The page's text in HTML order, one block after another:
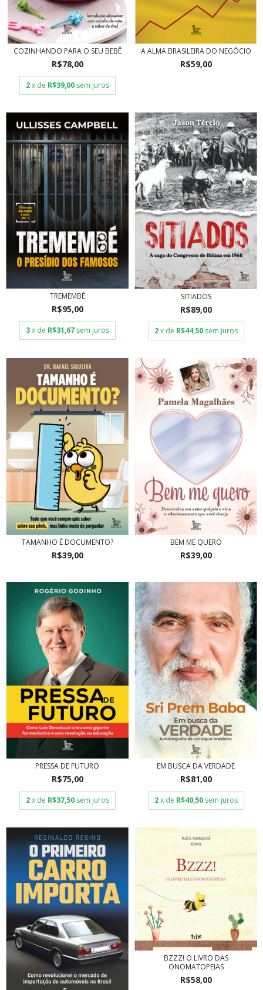
COZINHANDO PARA O SEU BEBÊ
R$78,00
2 x de R$39,00 sem juros
A ALMA BRASILEIRA DO NEGÓCIO
R$59,00
TREMEMBÉ
R$95,00
3 x de R$31,67 sem juros
SITIADOS
R$89,00
2 x de R$44,50 sem juros
TAMANHO É DOCUMENTO?
R$39,00
BEM ME QUERO
R$39,00
PRESSA DE FUTURO
R$75,00
2 x de R$37,50 sem juros
EM BUSCA DA VERDADE
R$81,00
2 x de R$40,50 sem juros
BZZZ! O LIVRO DAS
ONOMATOPEIAS
R$58,00